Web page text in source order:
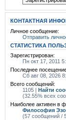
КОНТАКТНАЯ
Личное сообщение:
Отправить
СТАТИСТИКА
Зарегистрирован:
Пн окт 17, 2011
Последнее
Сб авг 08, 2026
Всего сообщений:
1105 | Найти
(32.55% всех
Наиболее активен в
Философия
(57 сообщений /